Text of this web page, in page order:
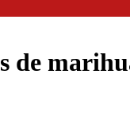
de